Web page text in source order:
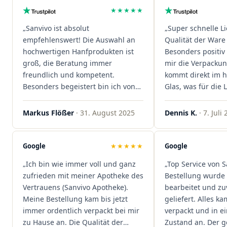
★★★★★
„Sanvivo ist absolut
empfehlenswert! Die Auswahl an
hochwertigen Hanfprodukten ist
groß, die Beratung immer
freundlich und kompetent.
Besonders begeistert bin ich von
der schnellen Rezeptannahme –
alles läuft unkompliziert und
sind extrem zügig, was mir jedes
Mal viel Zeit spart. Man merkt,
Kundenzufriedenheit an erster
Stelle stehen. Vielen Dank an das
Team von Sanvivo – ich bin
rundum begeistert!"
Markus Flößer · 31. August 2025
„Super schnelle
Qualität der
Besonders
mir die
kommt direkt im
Glas, was für die
ist. Ich bestelle
wieder!"
Dennis K. · 7. Juli
Google ★★★★★
„Ich bin wie immer voll und ganz
zufrieden mit meiner Apotheke des
Vertrauens (Sanvivo Apotheke).
Meine Bestellung kam bis jetzt
immer ordentlich verpackt bei mir
zu Hause an. Die Qualität der
Google
„Top Service von
Bestellung wurde
bearbeitet und
geliefert. Alles
verpackt und in
Zustand an. Der